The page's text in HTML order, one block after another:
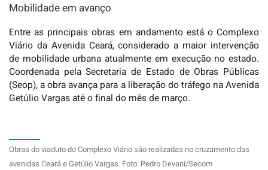
Mobilidade em avanço
Entre as principais obras em andamento está o Complexo
Viário da Avenida Ceará, considerado a maior intervenção
de mobilidade urbana atualmente em execução no estado.
Coordenada pela Secretaria de Estado de Obras Públicas
(Seop), a obra avança para a liberação do tráfego na Avenida
Getúlio Vargas até o final do mês de março.
Obras do viaduto do Complexo Viário são realizadas no cruzamento das
avenidas Ceará e Getúlio Vargas. Foto: Pedro Devani/Secom